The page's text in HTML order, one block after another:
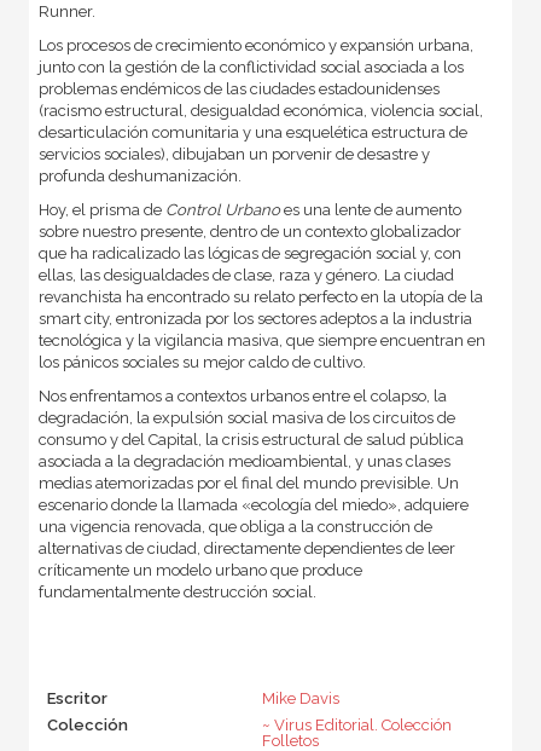
Runner.
Los procesos de crecimiento económico y expansión urbana,
junto con la gestión de la conflictividad social asociada a los
problemas endémicos de las ciudades estadounidenses
(racismo estructural, desigualdad económica, violencia social,
desarticulación comunitaria y una esquelética estructura de
servicios sociales), dibujaban un porvenir de desastre y
profunda deshumanización.
Hoy, el prisma de Control Urbanoes una lente de aumento
sobre nuestro presente, dentro de un contexto globalizador
que ha radicalizado las lógicas de segregación social y, con
ellas, las desigualdades de clase, raza y género. La ciudad
revanchista ha encontrado su relato perfecto en la utopía de la
smart city, entronizada por los sectores adeptos a la industria
tecnológica y la vigilancia masiva, que siempre encuentran en
los pánicos sociales su mejor caldo de cultivo.
Nos enfrentamos a contextos urbanos entre el colapso, la
degradación, la expulsión social masiva de los circuitos de
consumo y del Capital, la crisis estructural de salud pública
asociada a la degradación medioambiental, y unas clases
medias atemorizadas por el final del mundo previsible. Un
escenario donde la llamada «ecología del miedo», adquiere
una vigencia renovada, que obliga a la construcción de
alternativas de ciudad, directamente dependientes de leer
críticamente un modelo urbano que produce
fundamentalmente destrucción social.
Escritor
Mike Davis
Colección
~ Virus Editorial. Colección
Folletos